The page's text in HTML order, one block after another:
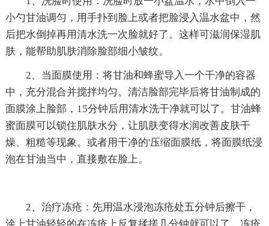
小勺甘油调匀，用手扑到脸上或者把脸浸入温水盆中，然
后把水倒掉再用清水洗一次脸就好了。这样可滋润保湿肌
肤，能帮助肌肤消除脸部细小皱纹。
2、当面膜使用：将甘油和蜂蜜导入一个干净的容器
中，充分混合并搅拌均匀。清洁脸部完毕后将甘油制成的
面膜涂上脸部，15分钟后用清水洗干净就可以了。甘油蜂
蜜面膜可以锁住肌肤水分，让肌肤变得水润改善皮肤干
燥、粗糙等现象。或者用干净的'压缩面膜纸，将面膜纸浸
泡在甘油当中，直接敷在脸上。
2、治疗冻疮：先用温水浸泡冻疮处五分钟后擦干，
涂上甘油轻轻的在冻疮上反复揉搓几分钟就可以了，冻疮